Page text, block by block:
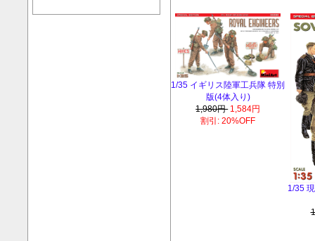
1/35 イギリス陸軍工兵隊 特別
版(4体入り)
1,980円 1,584円
割引: 20%OFF
1/35